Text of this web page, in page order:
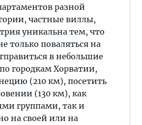
разной
частные виллы,
уникальна тем, что
только поваляться на
в небольшие
городкам Хорватии,
(210 км), посетить
(130 км), как
группами, так и
на своей или на